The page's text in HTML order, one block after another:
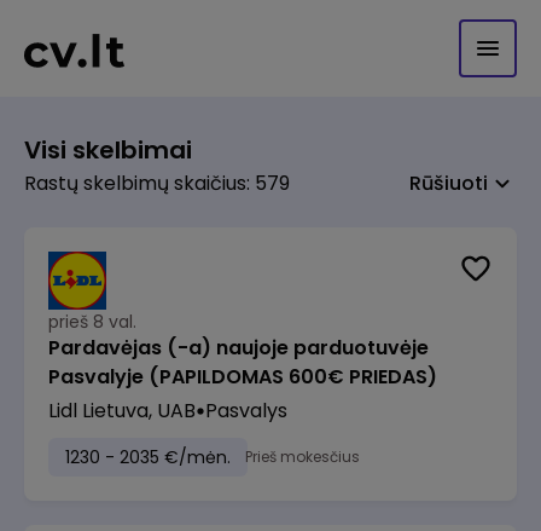
Visi skelbimai
Rastų skelbimų skaičius: 579 Rūšiuoti
prieš 8 val.
Pardavėjas (-a) naujoje parduotuvėje
Pasvalyje (PAPILDOMAS 600€ PRIEDAS)
Lidl Lietuva, UAB Pasvalys
1230 - 2035 €/mėn. Prieš mokesčius